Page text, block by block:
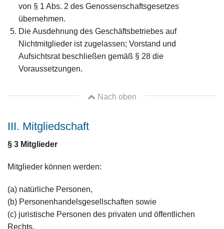
von § 1 Abs. 2 des Genossenschaftsgesetzes
übernehmen.
Die Ausdehnung des Geschäftsbetriebes auf
Nichtmitglieder ist zugelassen; Vorstand und
Aufsichtsrat beschließen gemäß § 28 die
Voraussetzungen.
Nach oben
III. Mitgliedschaft
§ 3 Mitglieder
Mitglieder können werden:
(a) natürliche Personen,
(b) Personenhandelsgesellschaften sowie
(c) juristische Personen des privaten und öffentlichen
Rechts.